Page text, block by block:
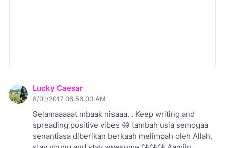
Lucky Caesar
8/01/2017 06:56:00 AM
Selamaaaaat mbaak nisaaa. . Keep writing and
spreading positive vibes 😄 tambah usia semogaa
senantiasa diberikan berkaah melimpah oleh Allah,